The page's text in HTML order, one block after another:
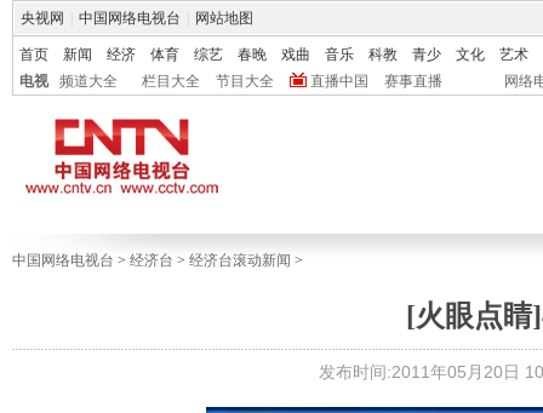
央视网 中国网络电视台 网站地图
首页 新闻 经济 体育 综艺 春晚 戏曲 音乐 科教 青少 文化
艺术
电视
频道大全 栏目大全 节目大全 直播中国 赛事直播 网络
中国网络电视台 > 经济台 > 经济台滚动新闻 >
[火眼点睛
发布时间:2011年05月20日